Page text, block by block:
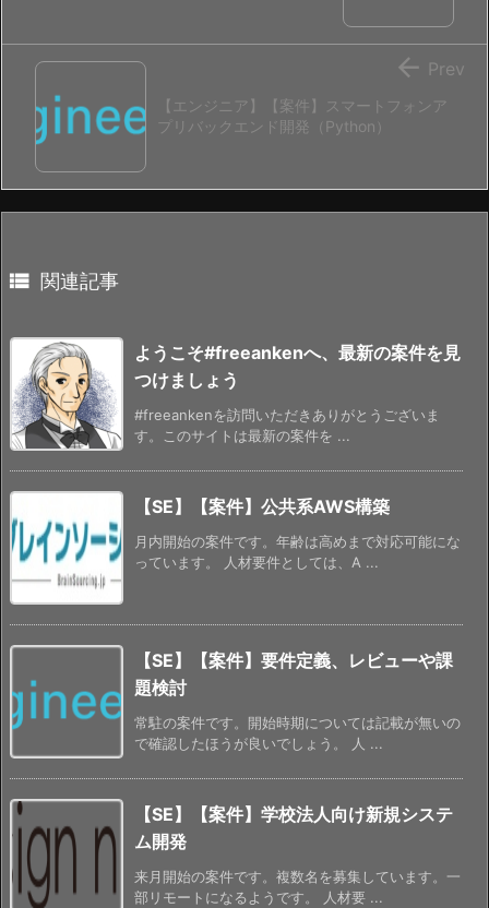
【エンジニア】【案件】スマートフォンア
プリバックエンド開発（Python）
 Prev
 関連記事
ようこそ#freeankenへ、最新の案件を見
つけましょう
#freeankenを訪問いただきありがとうございま
す。このサイトは最新の案件を ...
【SE】【案件】公共系AWS構築
月内開始の案件です。年齢は高めまで対応可能にな
っています。 人材要件としては、A ...
【SE】【案件】要件定義、レビューや課
題検討
常駐の案件です。開始時期については記載が無いの
で確認したほうが良いでしょう。 人 ...
【SE】【案件】学校法人向け新規システ
ム開発
来月開始の案件です。複数名を募集しています。一
部リモートになるようです。 人材要 ...